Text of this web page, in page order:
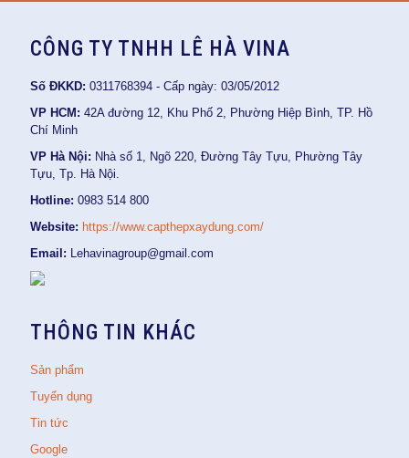
CÔNG TY TNHH LÊ HÀ VINA
Số ĐKKD: 0311768394 - Cấp ngày: 03/05/2012
VP HCM: 42A đường 12, Khu Phố 2, Phường Hiệp Bình, TP. Hồ
Chí Minh
VP Hà Nội: Nhà số 1, Ngõ 220, Đường Tây Tựu, Phường Tây
Tựu, Tp. Hà Nội.
Hotline: 0983 514 800
Website: https://www.capthepxaydung.com/
Email: Lehavinagroup@gmail.com
THÔNG TIN KHÁC
Sản phẩm
Tuyển dụng
Tin tức
Google